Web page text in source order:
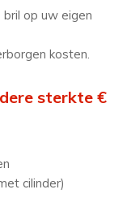
op uw eigen
kosten.
sterkte €
cilinder)